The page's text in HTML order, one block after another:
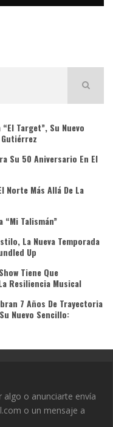
Target”, Su Nuevo
Su 50 Aniversario En El
Norte Más Allá De La
“Mi Talismán”
La Nueva Temporada
Up
Tiene Que
Resiliencia Musical
7 Años De Trayectoria
Nuevo Sencillo:
algo o anunciarte envía
o un mensaje a